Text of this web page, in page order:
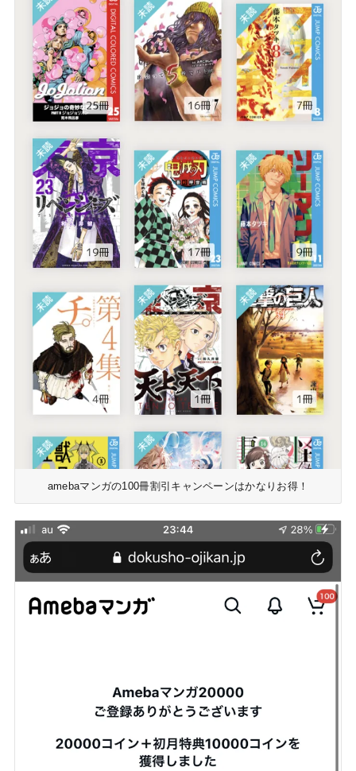
amebaマンガの100冊割引キャンペーンはかなりお得！